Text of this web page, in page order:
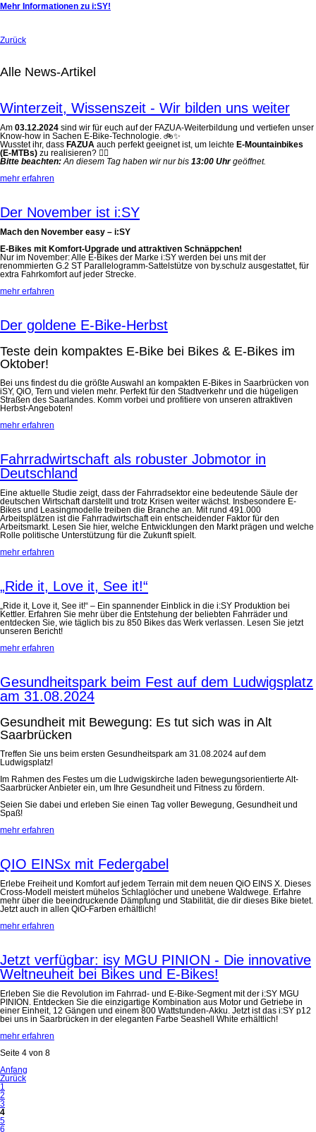
Mehr Informationen zu i:SY!
Zurück
Alle News-Artikel
Winterzeit, Wissenszeit - Wir bilden uns weiter
Am 03.12.2024 sind wir für euch auf der FAZUA-Weiterbildung und vertiefen unser
Know-how in Sachen E-Bike-Technologie. 🚲✨
Wusstet ihr, dass FAZUA auch perfekt geeignet ist, um leichte E-Mountainbikes
(E-MTBs) zu realisieren? 🚵‍♀️
Bitte beachten:An diesem Tag haben wir nur bis 13:00 Uhrgeöffnet.
mehr erfahren
Der November ist i:SY
Mach den November easy – i:SY
E-Bikes mit Komfort-Upgrade und attraktiven Schnäppchen!
Nur im November: Alle E-Bikes der Marke i:SY werden bei uns mit der
renommierten G.2 ST Parallelogramm-Sattelstütze von by.schulz ausgestattet, für
extra Fahrkomfort auf jeder Strecke.
mehr erfahren
Der goldene E-Bike-Herbst
Teste dein kompaktes E-Bike bei Bikes & E-Bikes im
Oktober!
Bei uns findest du die größte Auswahl an kompakten E-Bikes in Saarbrücken von
iSY, QiO, Tern und vielen mehr. Perfekt für den Stadtverkehr und die hügeligen
Straßen des Saarlandes. Komm vorbei und profitiere von unseren attraktiven
Herbst-Angeboten!
mehr erfahren
Fahrradwirtschaft als robuster Jobmotor in
Deutschland
Eine aktuelle Studie zeigt, dass der Fahrradsektor eine bedeutende Säule der
deutschen Wirtschaft darstellt und trotz Krisen weiter wächst. Insbesondere E-
Bikes und Leasingmodelle treiben die Branche an. Mit rund 491.000
Arbeitsplätzen ist die Fahrradwirtschaft ein entscheidender Faktor für den
Arbeitsmarkt. Lesen Sie hier, welche Entwicklungen den Markt prägen und welche
Rolle politische Unterstützung für die Zukunft spielt.
mehr erfahren
„Ride it, Love it, See it!“
„Ride it, Love it, See it!“ – Ein spannender Einblick in die i:SY Produktion bei
Kettler. Erfahren Sie mehr über die Entstehung der beliebten Fahrräder und
entdecken Sie, wie täglich bis zu 850 Bikes das Werk verlassen. Lesen Sie jetzt
unseren Bericht!
mehr erfahren
Gesundheitspark beim Fest auf dem Ludwigsplatz
am 31.08.2024
Gesundheit mit Bewegung: Es tut sich was in Alt
Saarbrücken
Treffen Sie uns beim ersten Gesundheitspark am 31.08.2024 auf dem
Ludwigsplatz!
Im Rahmen des Festes um die Ludwigskirche laden bewegungsorientierte Alt-
Saarbrücker Anbieter ein, um Ihre Gesundheit und Fitness zu fördern.
Seien Sie dabei und erleben Sie einen Tag voller Bewegung, Gesundheit und
Spaß!
mehr erfahren
QIO EINSx mit Federgabel
Erlebe Freiheit und Komfort auf jedem Terrain mit dem neuen QiO EINS X. Dieses
Cross-Modell meistert mühelos Schlaglöcher und unebene Waldwege. Erfahre
mehr über die beeindruckende Dämpfung und Stabilität, die dir dieses Bike bietet.
Jetzt auch in allen QiO-Farben erhältlich!
mehr erfahren
Jetzt verfügbar: isy MGU PINION - Die innovative
Weltneuheit bei Bikes und E-Bikes!
Erleben Sie die Revolution im Fahrrad- und E-Bike-Segment mit der i:SY MGU
PINION. Entdecken Sie die einzigartige Kombination aus Motor und Getriebe in
einer Einheit, 12 Gängen und einem 800 Wattstunden-Akku. Jetzt ist das i:SY p12
bei uns in Saarbrücken in der eleganten Farbe Seashell White erhältlich!
mehr erfahren
Seite 4 von 8
Anfang
Zurück
1
2
3
4
5
6